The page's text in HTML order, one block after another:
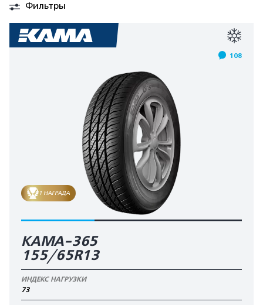
Фильтры
108
1 НАГРАДА
КАМА-365
155/65R13
ИНДЕКС НАГРУЗКИ
73